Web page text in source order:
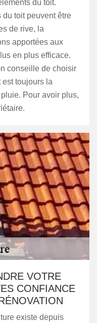
du toit.
du toit peuvent être
de rive, la
apportées aux
en plus efficace.
conseille de choisir
est toujours la
Pour avoir plus,
VOTRE
CONFIANCE
existe depuis